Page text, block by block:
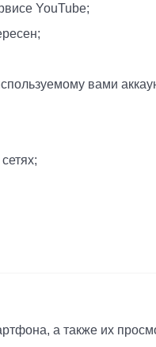
YouTube;
вами
а также их